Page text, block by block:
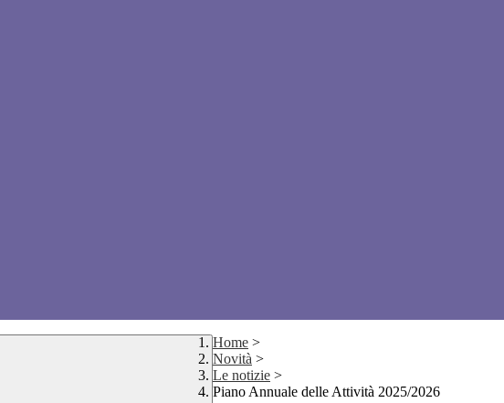
Home >
Novità >
Le notizie >
Piano Annuale delle Attività 2025/2026